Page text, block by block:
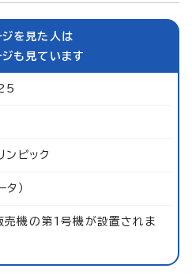
ジを見た人は
ジも見ています
ンピック
）
売機の第1号機が設置されま